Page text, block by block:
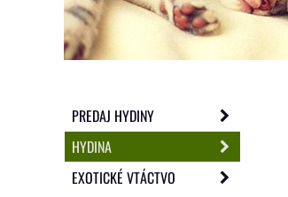
PREDAJ HYDINY
HYDINA
EXOTICKÉ VTÁCTVO